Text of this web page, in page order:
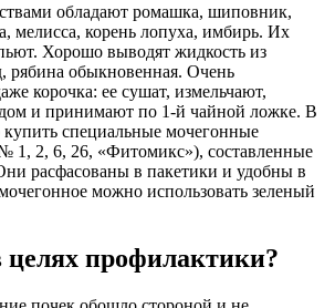
обладают ромашка, шиповник,
мелисса, корень лопуха, имбирь. Их
Хорошо выводят жидкость из
рябина обыкновенная. Очень
корочка: ее сушат, измельчают,
и принимают по 1-й чайной ложке. В
специальные мочегонные
1, 2, 6, 26, «Фитомикс»), составленные
расфасованы в пакетики и удобны в
можно использовать зеленый
целях профилактики?